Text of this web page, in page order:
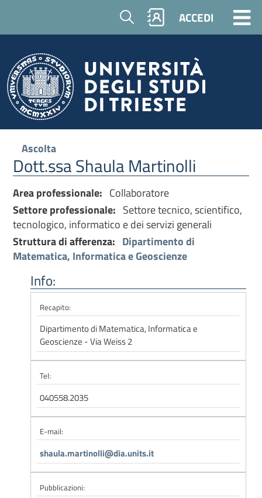
Cerca ACCEDI
Ascolta
Dott.ssa Shaula Martinolli
Area professionale: Collaboratore
Settore professionale: Settore tecnico, scientifico,
tecnologico, informatico e dei servizi generali
Struttura di afferenza: Dipartimento di
Matematica, Informatica e Geoscienze
Info:
Recapito:
Dipartimento di Matematica, Informatica e
Geoscienze - Via Weiss 2
Tel:
040558.2035
E-mail:
shaula.martinolli@dia.units.it
Pubblicazioni: